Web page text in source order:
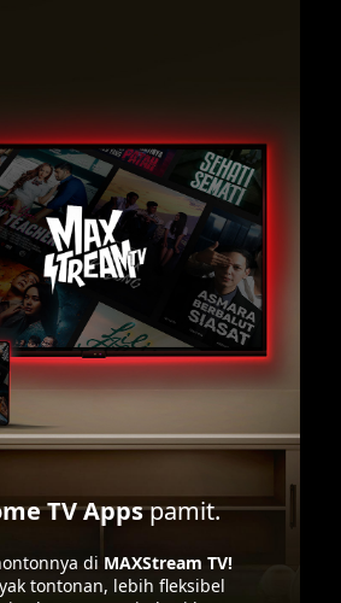
TV Appspamit.
di MAXStream TV!
tontonan, lebih fleksibel